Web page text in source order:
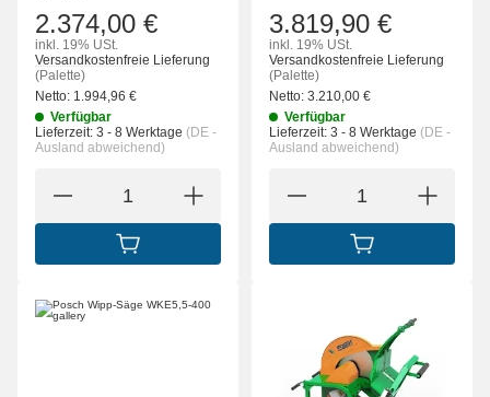
2.374,00 €
inkl. 19% USt.
Versandkostenfreie Lieferung
(Palette)
Netto: 1.994,96 €
Verfügbar
Lieferzeit: 3 - 8 Werktage (DE -
Ausland abweichend)
IN DEN WARENKORB
3.819,90 €
inkl. 19% USt.
Versandkostenfreie Lieferung
(Palette)
Netto: 3.210,00 €
Verfügbar
Lieferzeit: 3 - 8 Werktage (DE -
Ausland abweichend)
IN DEN